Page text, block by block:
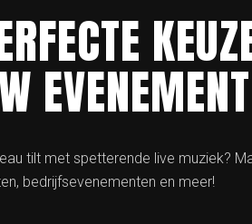
EVENEMENT
tilt met spetterende live muziek?
bedrijfsevenementen en meer!